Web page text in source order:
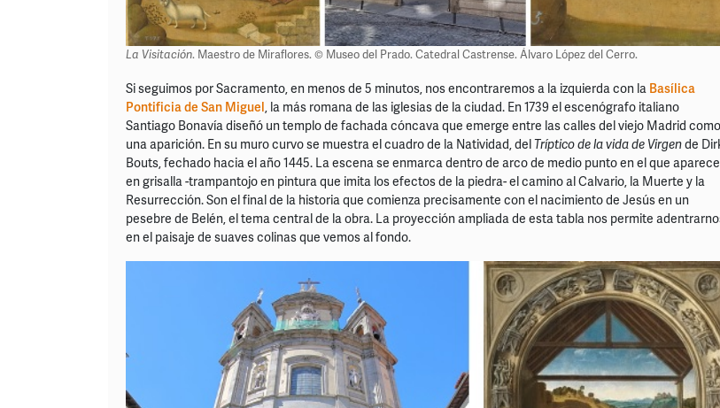
La Visitación. Maestro de Miraflores. © Museo del Prado. Catedral Castrense. Álvaro López del Cerro.
Si seguimos por Sacramento, en menos de 5 minutos, nos encontraremos a la izquierda con la Basílica
Pontificia de San Miguel, la más romana de las iglesias de la ciudad. En 1739 el escenógrafo italiano
Santiago Bonavía diseñó un templo de fachada cóncava que emerge entre las calles del viejo Madrid como
una aparición. En su muro curvo se muestra el cuadro de la Natividad, delTríptico de la vida de Virgende
Bouts, fechado hacia el año 1445. La escena se enmarca dentro de arco de medio punto en el que
en grisalla -trampantojo en pintura que imita los efectos de la piedra- el camino al Calvario, la Muerte y la
Resurrección. Son el final de la historia que comienza precisamente con el nacimiento de Jesús en un
pesebre de Belén, el tema central de la obra. La proyección ampliada de esta tabla nos permite
en el paisaje de suaves colinas que vemos al fondo.